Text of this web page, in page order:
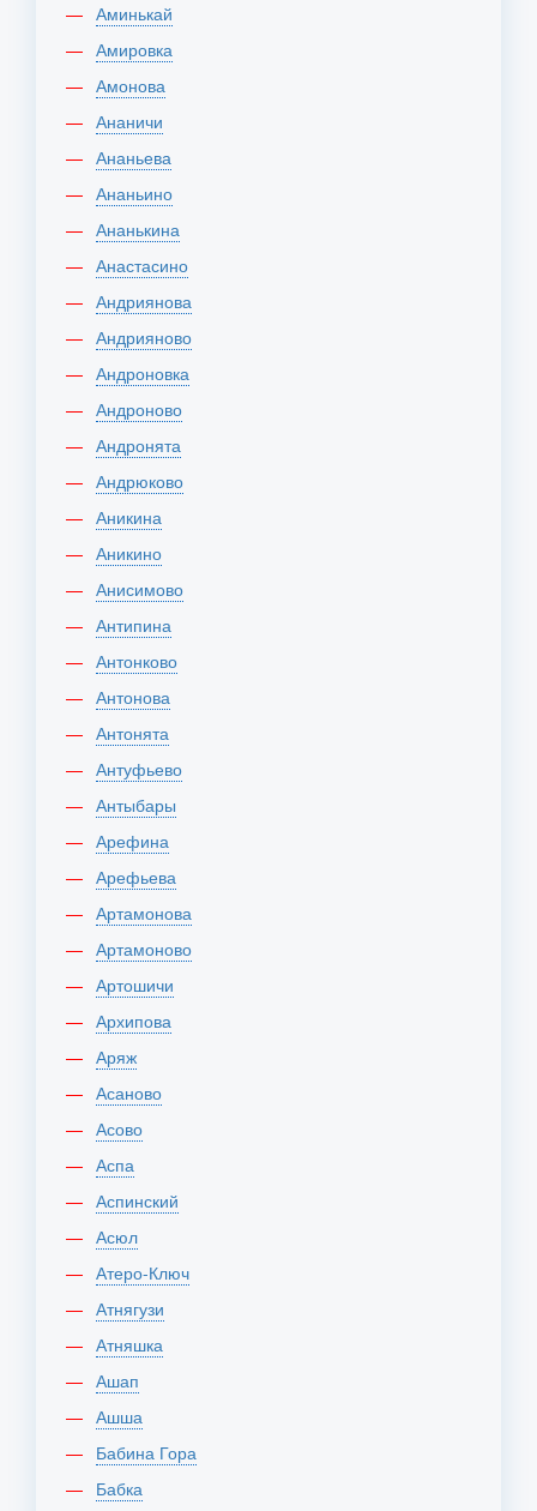
Аминькай
Амировка
Амонова
Ананичи
Ананьева
Ананьино
Ананькина
Анастасино
Андриянова
Андрияново
Андроновка
Андроново
Андронята
Андрюково
Аникина
Аникино
Анисимово
Антипина
Антонково
Антонова
Антонята
Антуфьево
Антыбары
Арефина
Арефьева
Артамонова
Артамоново
Артошичи
Архипова
Аряж
Асаново
Асово
Аспа
Аспинский
Асюл
Атеро-Ключ
Атнягузи
Атняшка
Ашап
Ашша
Бабина Гора
Бабка